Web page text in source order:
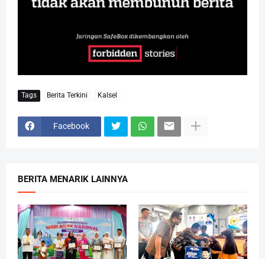
Tags Berita Terkini Kalsel
Facebook
BERITA MENARIK LAINNYA